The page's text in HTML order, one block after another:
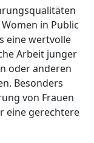
in Public
eine wertvolle
Arbeit junger
oder anderen
Besonders
von Frauen
eine gerechtere